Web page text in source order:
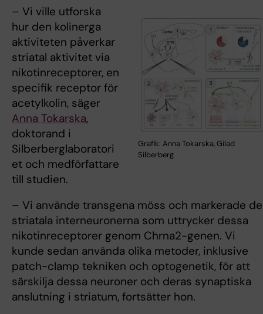
Grafik: Anna Tokarska, Gilad
Silberberg
– Vi ville utforska
hur den kolinerga
aktiviteten påverkar
striatal aktivitet via
nikotinreceptorer, en
specifik receptor för
acetylkolin, säger
Anna Tokarska,
doktorand i
Silberberglaboratori
et och medförfattare
till studien.
– Vi använde transgena möss och markerade de
striatala interneuronerna som uttrycker dessa
nikotinreceptorer genom Chrna2-genen. Vi
kunde sedan använda olika metoder, inklusive
patch-clamp tekniken och optogenetik, för att
särskilja dessa neuroner och deras synaptiska
anslutning i striatum, fortsätter hon.